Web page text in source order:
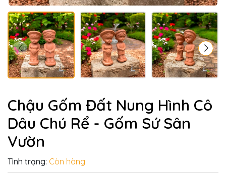
Chậu Gốm Đất Nung Hình Cô
Dâu Chú Rể - Gốm Sứ Sân
Vườn
Tình trạng: Còn hàng